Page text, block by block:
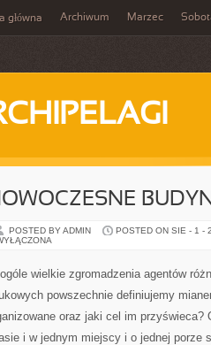
główna Archiwum Marzec
POSTED BY ADMIN POSTED ON SIE - 1 -
wielkie zgromadzenia agentów
powszechnie definiujemy
oraz jaki cel im
i w jednym miejscy i o jednej porze